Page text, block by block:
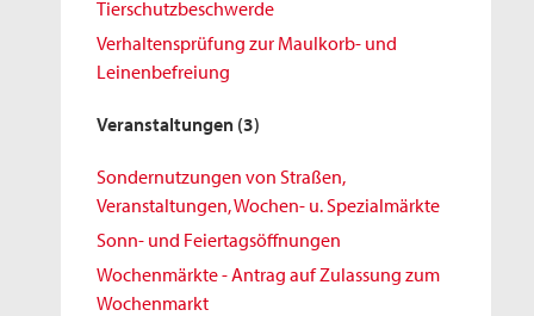
Tierschutzbeschwerde
Verhaltensprüfung zur Maulkorb- und
Leinenbefreiung
Veranstaltungen (3)
Sondernutzungen von Straßen,
Veranstaltungen, Wochen- u. Spezialmärkte
Sonn- und Feiertagsöffnungen
Wochenmärkte - Antrag auf Zulassung zum
Wochenmarkt